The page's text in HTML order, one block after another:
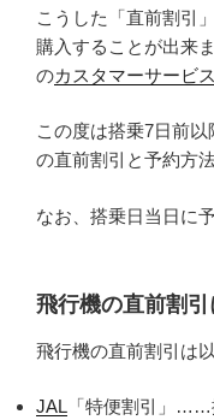
こうした「直前割引
購入することが出来
のカスタマーサービス
この度は搭乗7日前
の直前割引と予約方
なお、搭乗日当日に
飛行機の直前割
飛行機の直前割引は
JAL 「特便割引」……